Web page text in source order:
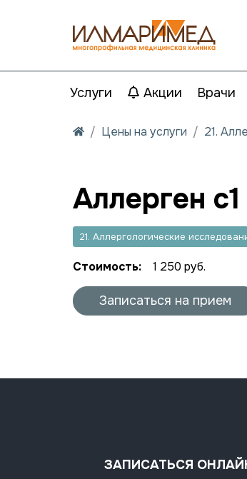
Услуги Акции Врачи
Цены на услуги 21.
Аллерген
21. Аллергологические
Стоимость: 1 250 руб.
Записаться на прием
ЗАПИСАТЬСЯ